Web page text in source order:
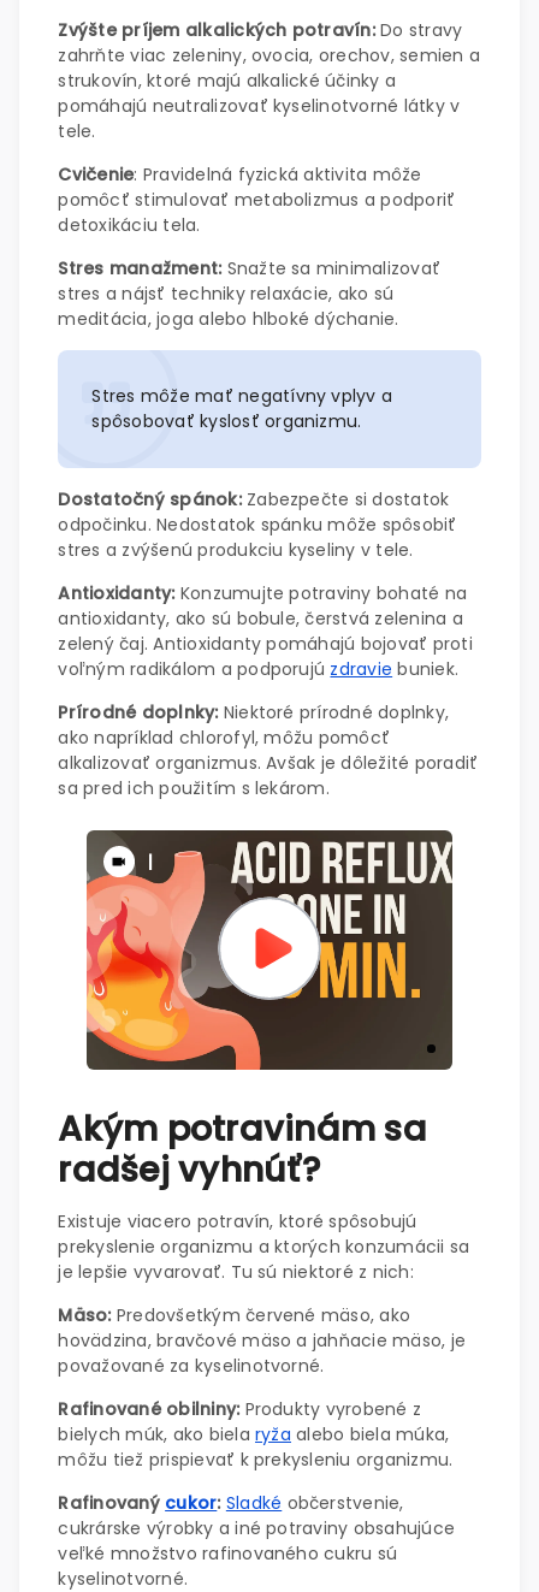
Zvýšte príjem alkalických potravín:Do stravy
zahrňte viac zeleniny, ovocia, orechov, semien a
strukovín, ktoré majú alkalické účinky a
pomáhajú neutralizovať kyselinotvorné látky v
tele.
Cvičenie: Pravidelná fyzická aktivita môže
pomôcť stimulovať metabolizmus a podporiť
detoxikáciu tela.
Stres manažment: Snažte sa minimalizovať
stres a nájsť techniky relaxácie, ako sú
meditácia, joga alebo hlboké dýchanie.
Stres môže mať negatívny vplyv a
spôsobovať kyslosť organizmu.
Dostatočný spánok:Zabezpečte si dostatok
odpočinku. Nedostatok spánku môže spôsobiť
stres a zvýšenú produkciu kyseliny v tele.
Antioxidanty: Konzumujte potraviny bohaté na
antioxidanty, ako sú bobule, čerstvá zelenina a
zelený čaj. Antioxidanty pomáhajú bojovať proti
voľným radikálom a podporujú zdravie buniek.
Prírodné doplnky: Niektoré prírodné doplnky,
ako napríklad chlorofyl, môžu pomôcť
alkalizovať organizmus. Avšak je dôležité poradiť
sa pred ich použitím s lekárom.
|
Akým potravinám sa
radšej vyhnúť?
Existuje viacero potravín, ktoré spôsobujú
prekyslenie organizmu a ktorých konzumácii sa
je lepšie vyvarovať. Tu sú niektoré z nich:
Mäso: Predovšetkým červené mäso, ako
hovädzina, bravčové mäso a jahňacie mäso, je
považované za kyselinotvorné.
Rafinované obilniny: Produkty vyrobené z
bielych múk, ako bielaryža alebo biela múka,
môžu tiež prispievať k prekysleniu organizmu.
Rafinovaný cukor: Sladké občerstvenie,
cukrárske výrobky a iné potraviny obsahujúce
veľké množstvo rafinovaného cukru sú
kyselinotvorné.